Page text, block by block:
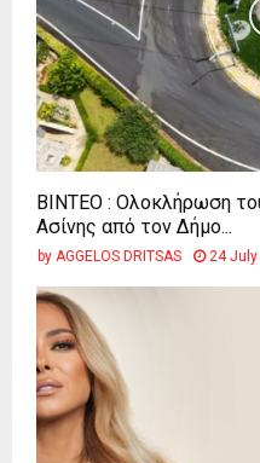
ΒΙΝΤΕΟ : Ολοκλήρωση
Ασίνης από τον Δήμο...
by AGGELOS DRITSAS 24 July